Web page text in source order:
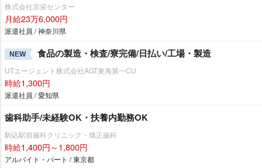
株式会社京栄センター
月給23万6,000円
派遣社員 / 神奈川県
NEW 食品の製造・検査/寮完備/日払い/工場・製造
UTエージェント株式会社AGT東海第一CU
時給1,300円
派遣社員 / 愛知県
歯科助手/未経験OK・扶養内勤務OK
駒込駅前歯科クリニック・矯正歯科
時給1,400円～1,800円
アルバイト・パート / 東京都